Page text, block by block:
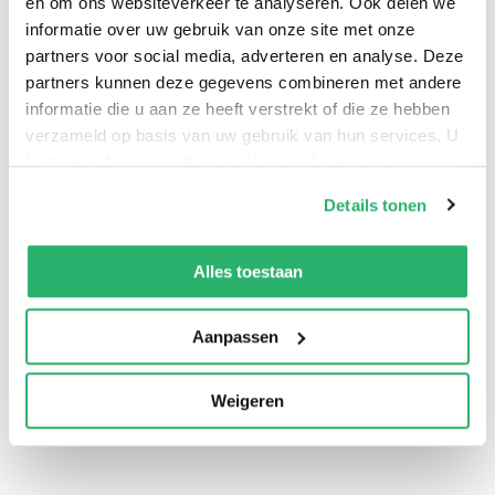
informatie over uw gebruik van onze site met onze
partners voor social media, adverteren en analyse. Deze
partners kunnen deze gegevens combineren met andere
informatie die u aan ze heeft verstrekt of die ze hebben
verzameld op basis van uw gebruik van hun services. U
kunt op ieder moment uw cookievoorkeuren aanpassen
We werken samen met13 derdendie uw gegevens
kunnen ontvangen en verwerken.
Details tonen
Alles toestaan
Aanpassen
Weigeren
0|0